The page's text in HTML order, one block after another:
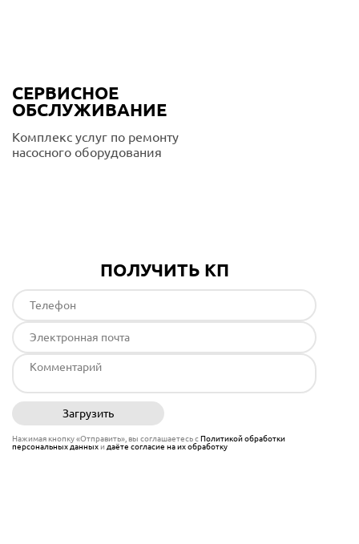
СЕРВИСНОЕ
ОБСЛУЖИВАНИЕ
Комплекс услуг по ремонту
насосного оборудования
ПОЛУЧИТЬ КП
Загрузить
Нажимая кнопку «Отправить», вы соглашаетесь сПолитикой обработки
персональных данныхи даёте согласие на их обработку